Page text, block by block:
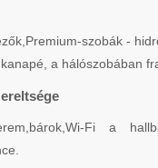
szobák -
a hálószobában
Fi a